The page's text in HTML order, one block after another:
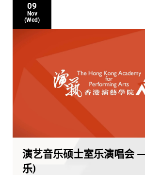
09
Nov
(Wed)
演艺音乐硕士室乐演唱会
乐)